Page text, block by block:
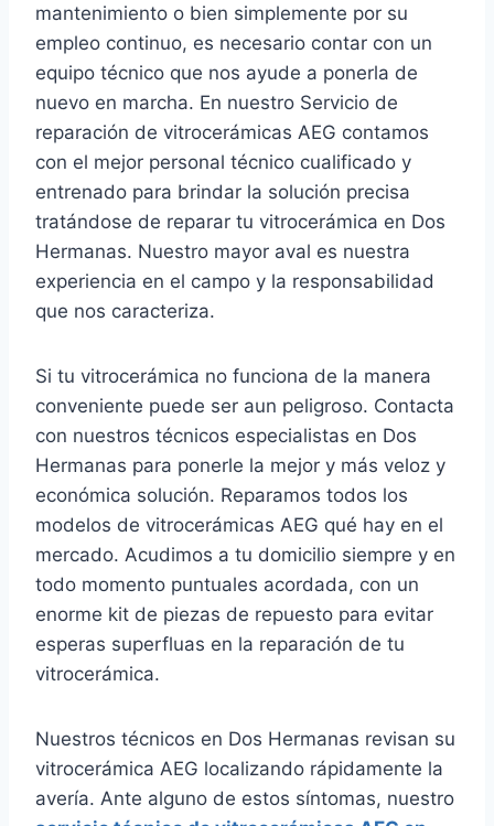
mantenimiento o bien simplemente por su
empleo continuo, es necesario contar con un
equipo técnico que nos ayude a ponerla de
nuevo en marcha. En nuestro Servicio de
reparación de vitrocerámicas AEG contamos
con el mejor personal técnico cualificado y
entrenado para brindar la solución precisa
tratándose de reparar tu vitrocerámica en Dos
Hermanas. Nuestro mayor aval es nuestra
experiencia en el campo y la responsabilidad
que nos caracteriza.
Si tu vitrocerámica no funciona de la manera
conveniente puede ser aun peligroso. Contacta
con nuestros técnicos especialistas en Dos
Hermanas para ponerle la mejor y más veloz y
económica solución. Reparamos todos los
modelos de vitrocerámicas AEG qué hay en el
mercado. Acudimos a tu domicilio siempre y en
todo momento puntuales acordada, con un
enorme kit de piezas de repuesto para evitar
esperas superfluas en la reparación de tu
vitrocerámica.
Nuestros técnicos en Dos Hermanas revisan su
vitrocerámica AEG localizando rápidamente la
avería. Ante alguno de estos síntomas, nuestro